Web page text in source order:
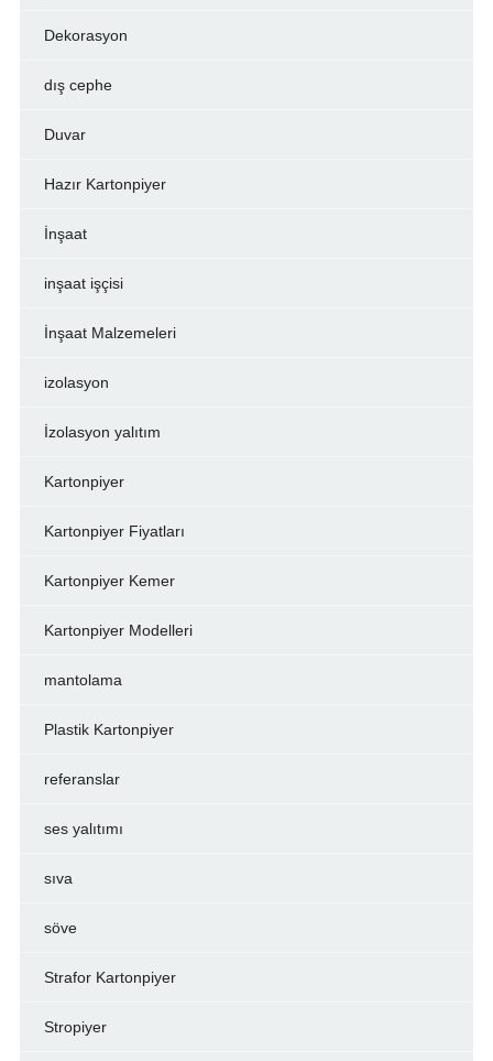
Dekorasyon
dış cephe
Duvar
Hazır Kartonpiyer
İnşaat
inşaat işçisi
İnşaat Malzemeleri
izolasyon
İzolasyon yalıtım
Kartonpiyer
Kartonpiyer Fiyatları
Kartonpiyer Kemer
Kartonpiyer Modelleri
mantolama
Plastik Kartonpiyer
referanslar
ses yalıtımı
sıva
söve
Strafor Kartonpiyer
Stropiyer